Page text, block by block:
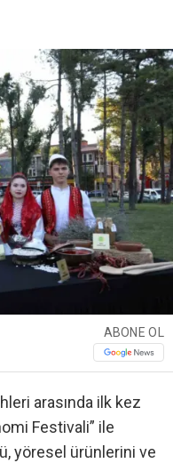
ABONE OL
arasında ilk kez
Festivali” ile
yöresel ürünlerini ve